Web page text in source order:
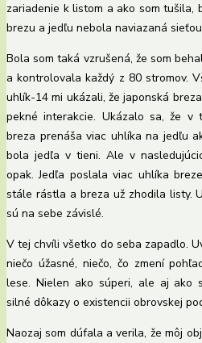
zariadenie k listom a ako som tušila,
brezu a jedľu nebola naviazaná
Bola som taká vzrušená, že som
a kontrolovala každý z 80 stromov.
uhlík-14 mi ukázali, že japonská
pekné interakcie. Ukázalo sa, že v
breza prenáša viac uhlíka na jedľu
bola jedľa v tieni. Ale v
opak. Jedľa poslala viac uhlíka
stále rástla a breza už zhodila listy.
sú na sebe závislé.
V tej chvíli všetko do seba zapadlo.
niečo úžasné, niečo, čo zmení
lese. Nielen ako súperi, ale aj ako
silné dôkazy o existencii obrovskej
Naozaj som dúfala a verila, že môj